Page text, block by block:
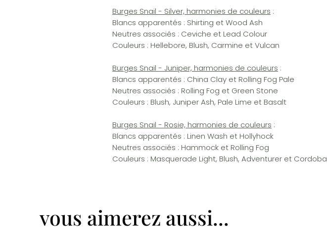
Burges Snail - Silver, harmonies de couleurs :
Blancs apparentés : Shirting et Wood Ash
Neutres associés : Ceviche et Lead Colour
Couleurs : Hellebore, Blush, Carmine et Vulcan
Burges Snail - Juniper, harmonies de couleurs :
Blancs apparentés : China Clay et Rolling Fog Pale
Neutres associés : Rolling Fog et Green Stone
Couleurs : Blush, Juniper Ash, Pale Lime et Basalt
Burges Snail - Rosie, harmonies de couleurs :
Blancs apparentés : Linen Wash et Hollyhock
Neutres associés : Hammock et Rolling Fog
Couleurs : Masquerade Light, Blush, Adventurer et Cordoba
vous aimerez aussi...